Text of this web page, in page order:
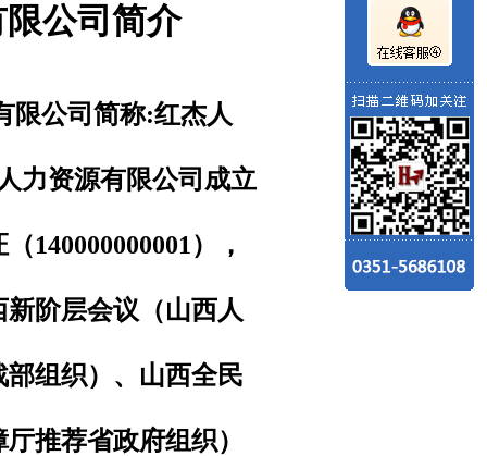
公司简介
限公司简称:红杰人
力资源有限公司成立
140000000001），
阶层会议（山西人
组织）、山西全民
推荐省政府组织）